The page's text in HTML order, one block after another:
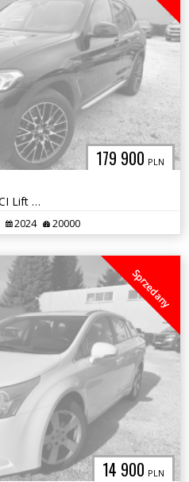
179 900 PLN
BMW X3 30e Plug-In Hybrid LCI Lift G01
2024 20000
14 900 PLN
Sprzedany